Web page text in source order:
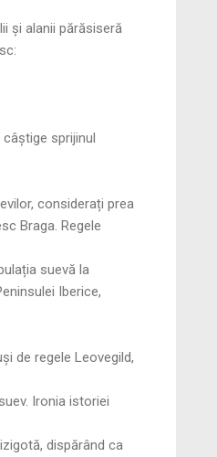
și alanii părăsiseră
sprijinul
considerați prea
Braga. Regele
suevă la
Iberice,
de regele Leovegild,
Ironia istoriei
dispărând ca